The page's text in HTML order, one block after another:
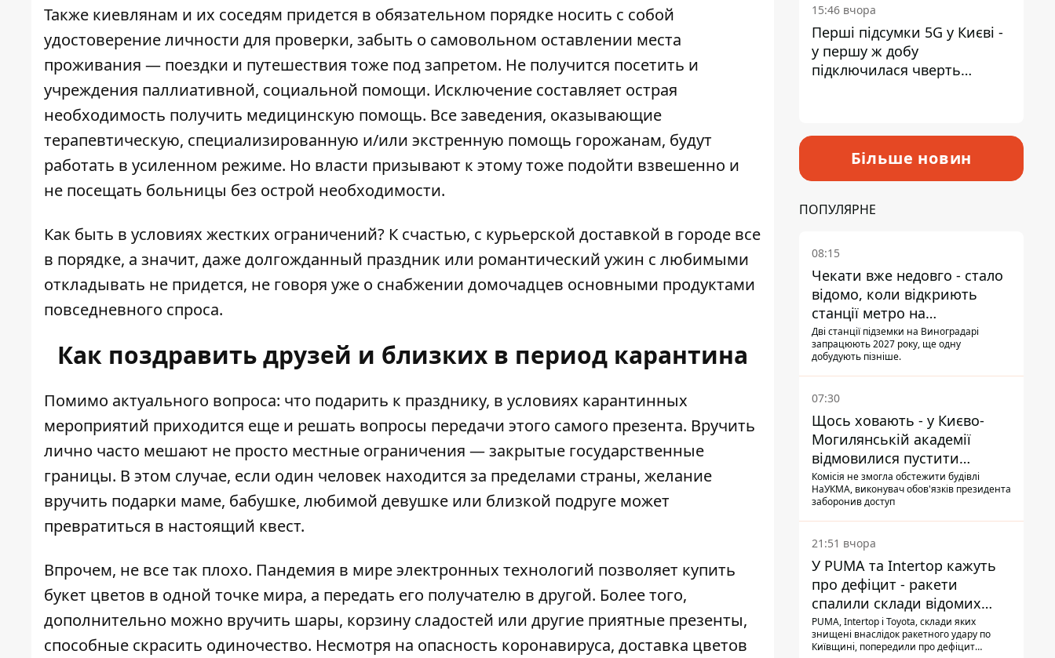
Также киевлянам и их соседям придется в обязательном порядке носить с собой
удостоверение личности для проверки, забыть о самовольном оставлении места
проживания — поездки и путешествия тоже под запретом. Не получится посетить и
учреждения паллиативной, социальной помощи. Исключение составляет острая
необходимость получить медицинскую помощь. Все заведения, оказывающие
терапевтическую, специализированную и/или экстренную помощь горожанам, будут
работать в усиленном режиме. Но власти призывают к этому тоже подойти взвешенно и
не посещать больницы без острой необходимости.
Как быть в условиях жестких ограничений? К счастью, с курьерской доставкой в городе все
в порядке, а значит, даже долгожданный праздник или романтический ужин с любимыми
откладывать не придется, не говоря уже о снабжении домочадцев основными продуктами
повседневного спроса.
Как поздравить друзей и близких в период карантина
Помимо актуального вопроса: что подарить к празднику, в условиях карантинных
мероприятий приходится еще и решать вопросы передачи этого самого презента. Вручить
лично часто мешают не просто местные ограничения — закрытые государственные
границы. В этом случае, если один человек находится за пределами страны, желание
вручить подарки маме, бабушке, любимой девушке или близкой подруге может
превратиться в настоящий квест.
Впрочем, не все так плохо. Пандемия в мире электронных технологий позволяет купить
букет цветов в одной точке мира, а передать его получателю в другой. Более того,
дополнительно можно вручить шары, корзину сладостей или другие приятные презенты,
способные скрасить одиночество. Несмотря на опасность коронавируса, доставка цветов
15:46 вчора
Перші підсумки 5G у Києві -
у першу ж добу
підключилася чверть
Більше новин
ПОПУЛЯРНЕ
08:15
Чекати вже недовго - стало
відомо, коли відкриють
станції метро на
Виноградарі
Дві станції підземки на Виноградарі
запрацюють 2027 року, ще одну
добудують пізніше.
07:30
Щось ховають - у Києво-
Могилянській академії
відмовилися пустити
комісію з охорони пам'яток
на територію
Комісія не змогла обстежити будівлі
НаУКМА, виконувач обов'язків президента
заборонив доступ
21:51 вчора
У PUMA та Intertop кажуть
про дефіцит - ракети
спалили склади відомих
брендів
PUMA, Intertop і Toyota, склади яких
знищені внаслідок ракетного удару по
Київщині, попередили про дефіцит